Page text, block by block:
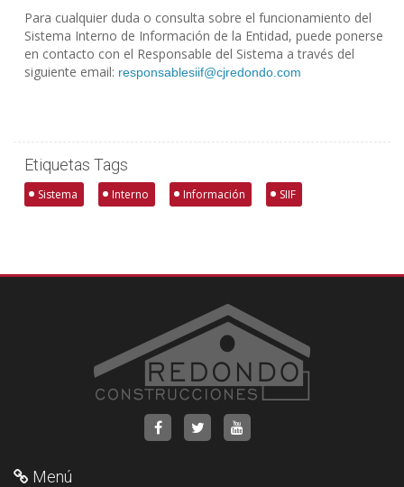
Para cualquier duda o consulta sobre el funcionamiento del
Sistema Interno de Información de la Entidad, puede ponerse
en contacto con el Responsable del Sistema a través del
siguiente email: responsablesiif@cjredondo.com
Etiquetas Tags
Sistema Interno Información SIIF
Menú